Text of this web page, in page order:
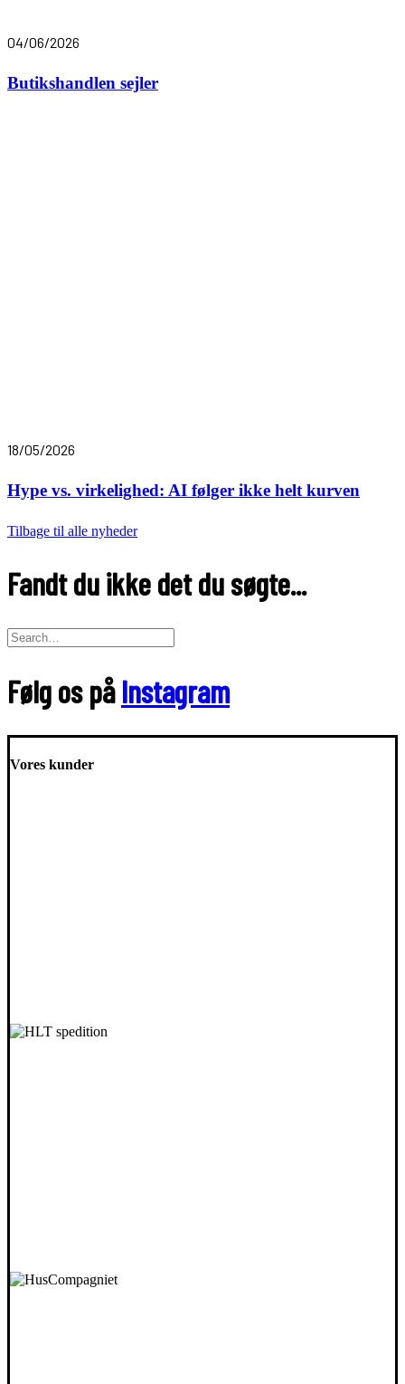
04/06/2026
Butikshandlen sejler
18/05/2026
Hype vs. virkelighed: AI følger ikke helt kurven
Tilbage til alle nyheder
Fandt du ikke det du søgte...
Følg os påInstagram
Vores kunder